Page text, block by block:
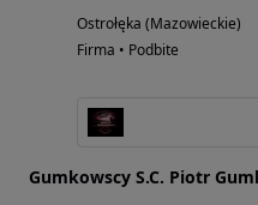
Ostrołęka (Mazowieckie)
Firma • Podbite
Gumkowscy S.C. Piotr